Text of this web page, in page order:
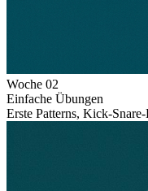
Woche 02
Einfache Übungen
Erste Patterns, Kick-